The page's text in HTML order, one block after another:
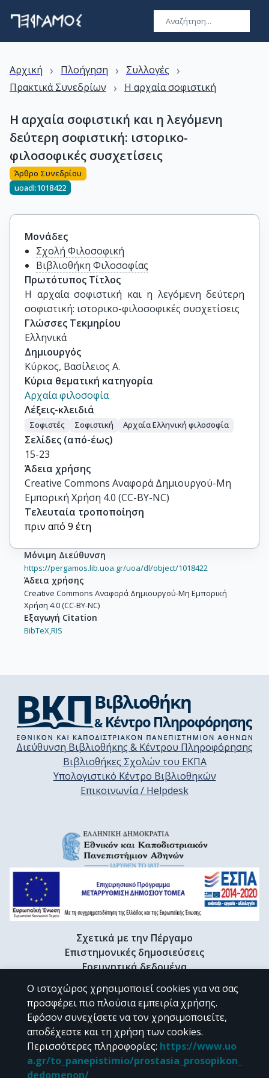
Αρχική › Πλοήγηση › Συλλογές ›
Πρακτικά Συνεδρίων › Η αρχαία σοφιστική
Η αρχαία σοφιστική και η λεγόμενη
δεύτερη σοφιστική: ιστορικο-
φιλοσοφικές συσχετίσεις
Άρθρο Συνεδρίου
uoadl:1018422
Μονάδες
Σχολή Φιλοσοφική
Βιβλιοθήκη Φιλοσοφίας
Πρωτότυπος Τίτλος
Η αρχαία σοφιστική και η λεγόμενη δεύτερη
σοφιστική: ιστορικο-φιλοσοφικές συσχετίσεις
Γλώσσες Τεκμηρίου
Ελληνικά
Δημιουργός
Κύρκος, Βασίλειος Α.
Κύρια θεματική κατηγορία
Αρχαία φιλοσοφία
Λέξεις-κλειδιά
Σοφιστές Σοφιστική Αρχαία Ελληνική φιλοσοφία
Σελίδες (από-έως)
15-23
Άδεια χρήσης
Creative Commons Αναφορά Δημιουργού-Μη
Εμπορική Χρήση 4.0 (CC-BY-NC)
Τελευταία τροποποίηση
πριν από 9 έτη
Μόνιμη Διεύθυνση
https://pergamos.lib.uoa.gr/uoa/dl/object/1018422
Άδεια χρήσης
Creative Commons Αναφορά Δημιουργού-Μη Εμπορική
Χρήση 4.0 (CC-BY-NC)
Εξαγωγή Citation
BibTeX,RIS
Διεύθυνση Βιβλιοθήκης & Κέντρου Πληροφόρησης
Βιβλιοθήκες Σχολών του ΕΚΠΑ
Υπολογιστικό Κέντρο Βιβλιοθηκών
Επικοινωνία / Helpdesk
Σχετικά με την Πέργαμο
Επιστημονικές δημοσιεύσεις
Ερευνητικά δεδομένα
Διδακτορικές διατριβές & Γκρίζα βιβλιογραφία
Προφίλ Ερευνητή
CC BY-NC 4.0
Εκτός αν αναφέρεται διαφορετικά, το υλικό της "Περγάμου" διατίθεται
Ο ιστοχώρος χρησιμοποιεί cookies για να σας
προσφέρει πιο πλούσια εμπειρία χρήσης.
Εφόσον συνεχίσετε να τον χρησιμοποιείτε,
αποδέχεστε και τη χρήση των cookies.
Περισσότερες πληροφορίες: https://www.uo
a.gr/to_panepistimio/prostasia_prosopikon_
dedomenon/